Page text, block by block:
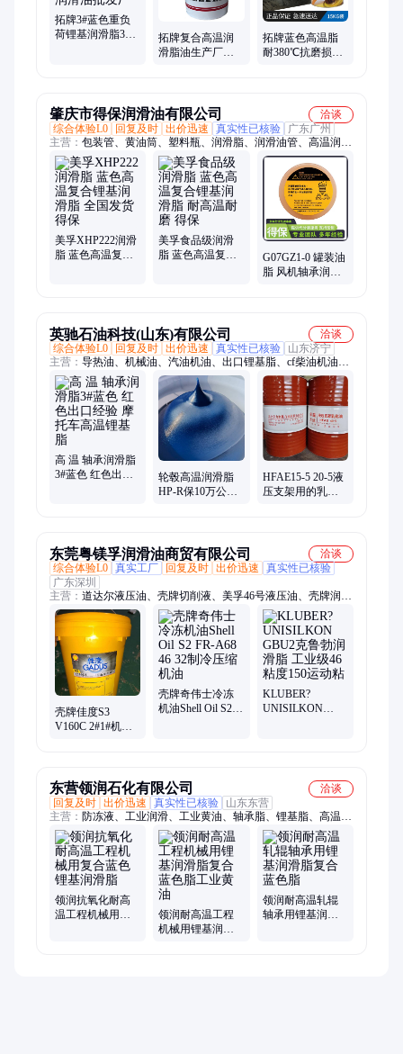
拓牌3#蓝色重负
荷锂基润滑脂3号
拓牌复合高温润
滑脂油生产厂家
拓牌蓝色高温脂
耐380℃抗磨损耐
肇庆市得保润滑油有限公司
洽谈
综合体验L0
回复及时 出价迅速 真实性已核验
广东广州
主营： 包装管、黄油筒、塑料瓶、润滑脂、润滑油管、高温润滑
油、黄油枪专用包装
美孚XHP222润滑
脂 蓝色高温复合
美孚食品级润滑
脂 蓝色高温复合
G07GZ1-0 罐装油
脂 风机轴承润滑
英驰石油科技(山东)有限公司
洽谈
综合体验L0
回复及时 出价迅速 真实性已核验
山东济宁
主营： 导热油、机械油、汽油机油、出口锂基脂、cf柴油机油、
蜗轮蜗杆油、机床导轨油、工业齿轮油、电器绝缘油、车用润滑
油、46号汽轮机油、ckc320号齿轮油、防锈汽轮机油、液压油、
变压器油、液压支架乳化油、基础油、真空泵油、防锈油、淬火
油
高 温 轴承润滑脂
3#蓝色 红色出口
轮毂高温润滑脂
HP-R保10万公里
HFAE15-5 20-5液
压支架用的乳化
东莞粤镁孚润滑油商贸有限公司
洽谈
综合体验L0 真实工厂 回复及时 出价迅速
真实性已核验
广东深圳
主营： 道达尔液压油、壳牌切削液、美孚46号液压油、壳牌润滑
脂、福斯导轨油、壳牌润滑油、嘉实多合成齿轮油、嘉实多导轨
油、道达尔导轨油、道达尔切削液、威达2号导轨油、美孚460齿
轮油、美孚DTE涡轮机油、美孚拉玛润滑油、威格力1405导轨
油、佳高冷冻机油、特嘉开式齿轮油、格高320齿轮油、克特102
切削液、福斯齿轮油、得力士液压油、壳牌重负荷齿轮油、壳牌
68号齿轮油、壳牌32号齿轮油
壳牌佳度S3
V160C 2#1#机械
壳牌奇伟士冷冻
机油Shell Oil S2
KLUBER?
UNISILKON
东营领润石化有限公司
洽谈
回复及时 出价迅速 真实性已核验
山东东营
主营： 防冻液、工业润滑、工业黄油、轴承脂、锂基脂、高温
脂、润滑脂、螺纹密封脂、工程机械脂、轧辊轴承用脂、螺纹密
封丝扣脂、防水防腐涂料
领润抗氧化耐高
温工程机械用复
领润耐高温工程
机械用锂基润滑
领润耐高温轧辊
轴承用锂基润滑